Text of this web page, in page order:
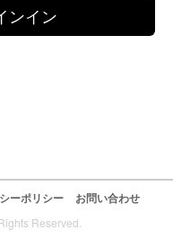
ンイン
ーポリシー お問い合わせ
Reserved.